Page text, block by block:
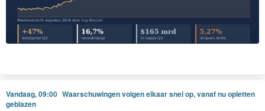
Vandaag, 09:00 Waarschuwingen volgen elkaar snel op, vanaf nu opletten
geblazen